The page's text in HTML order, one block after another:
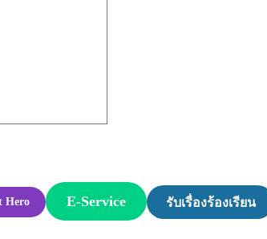
Hero E-Service รับเรื่องร้องเรียน